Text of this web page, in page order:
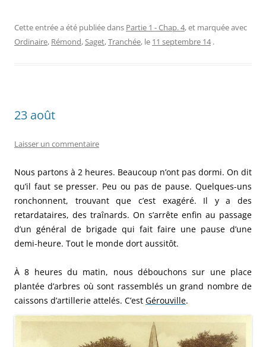
Cette entrée a été publiée dans Partie 1 - Chap. 4, et marquée avec
Ordinaire, Rémond,Saget,Tranchée, le 11 septembre 14 .
23 août
Laisser un commentaire
Nous partons à 2 heures. Beaucoup n’ont pas dormi. On dit
qu’il faut se presser. Peu ou pas de pause. Quelques-uns
ronchonnent, trouvant que c’est exagéré. Il y a des
retardataires, des traînards. On s’arrête enfin au passage
d’un général de brigade qui fait faire une pause d’une
demi-heure. Tout le monde dort aussitôt.
À 8 heures du matin, nous débouchons sur une place
plantée d’arbres où sont rassemblés un grand nombre de
caissons d’artillerie attelés. C’est Gérouville.